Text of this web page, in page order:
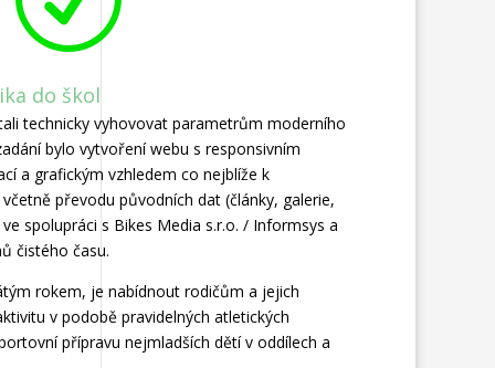
do škol
technicky vyhovovat parametrům moderního
bylo vytvoření webu s responsivním
a grafickým vzhledem co nejblíže k
převodu původních dat (články, galerie,
spolupráci s Bikes Media s.r.o. / Informsys a
čistého času.
rokem, je nabídnout rodičům a jejich
v podobě pravidelných atletických
přípravu nejmladších dětí v oddílech a